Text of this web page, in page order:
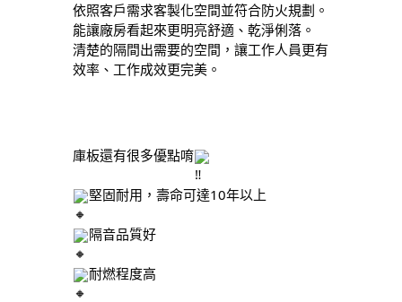
依照客戶需求客製化空間並符合防火規劃。
能讓廠房看起來更明亮舒適、乾淨俐落。
清楚的隔間出需要的空間，讓工作人員更有
效率、工作成效更完美。
庫板還有很多優點唷
堅固耐用，壽命可達10年以上
隔音品質好
耐燃程度高